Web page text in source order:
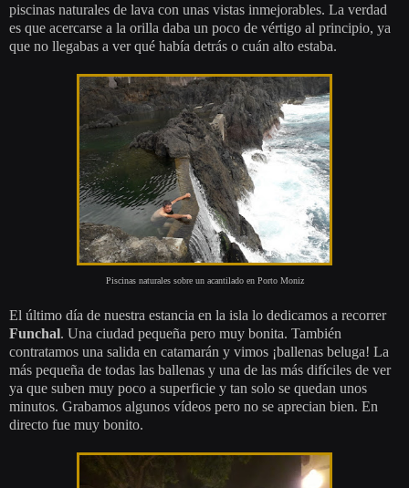
piscinas naturales de lava con unas vistas inmejorables. La verdad
es que acercarse a la orilla daba un poco de vértigo al principio, ya
que no llegabas a ver qué había detrás o cuán alto estaba.
Piscinas naturales sobre un acantilado en Porto Moniz
El último día de nuestra estancia en la isla lo dedicamos a recorrer
Funchal. Una ciudad pequeña pero muy bonita. También
contratamos una salida en catamarán y vimos ¡ballenas beluga! La
más pequeña de todas las ballenas y una de las más difíciles de ver
ya que suben muy poco a superficie y tan solo se quedan unos
minutos. Grabamos algunos vídeos pero no se aprecian bien. En
directo fue muy bonito.